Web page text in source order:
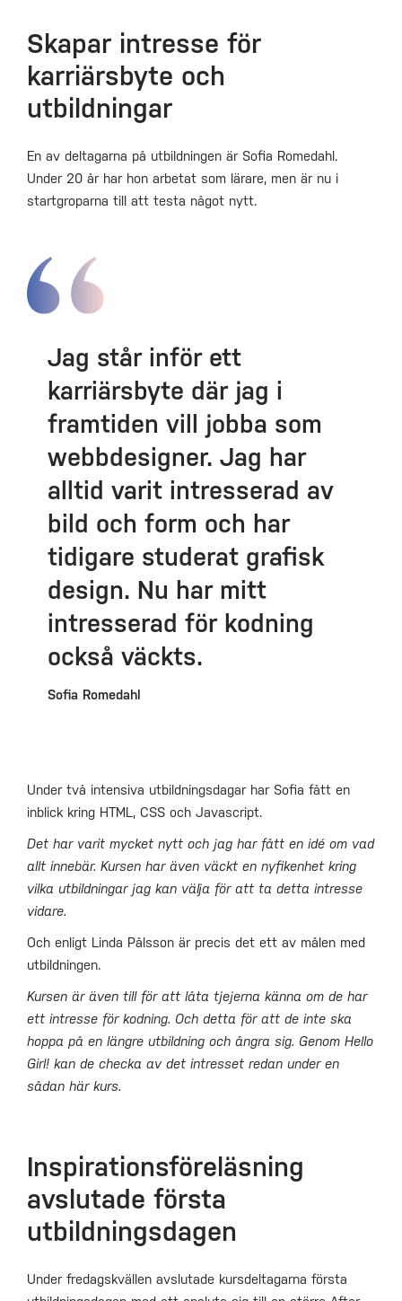
Skapar intresse för
karriärsbyte och
utbildningar
En av deltagarna på utbildningen är Sofia Romedahl.
Under 20 år har hon arbetat som lärare, men är nu i
startgroparna till att testa något nytt.
Jag står inför ett
karriärsbyte där jag i
framtiden vill jobba som
webbdesigner. Jag har
alltid varit intresserad av
bild och form och har
tidigare studerat grafisk
design. Nu har mitt
intresserad för kodning
också väckts.
Sofia Romedahl
Under två intensiva utbildningsdagar har Sofia fått en
inblick kring HTML, CSS och Javascript.
Det har varit mycket nytt och jag har fått en idé om vad
allt innebär. Kursen har även väckt en nyfikenhet kring
vilka utbildningar jag kan välja för att ta detta intresse
vidare.
Och enligt Linda Pålsson är precis det ett av målen med
utbildningen.
Kursen är även till för att låta tjejerna känna om de har
ett intresse för kodning. Och detta för att de inte ska
hoppa på en längre utbildning och ångra sig. Genom Hello
Girl! kan de checka av det intresset redan under en
sådan här kurs.
Inspirationsföreläsning
avslutade första
utbildningsdagen
Under fredagskvällen avslutade kursdeltagarna första